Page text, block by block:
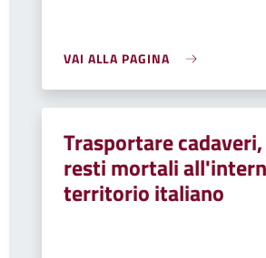
VAI ALLA PAGINA
Trasportare
resti mortali
territorio italiano